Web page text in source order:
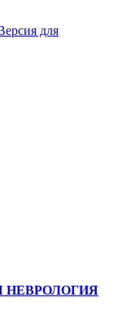
для
НЕВРОЛОГИЯ